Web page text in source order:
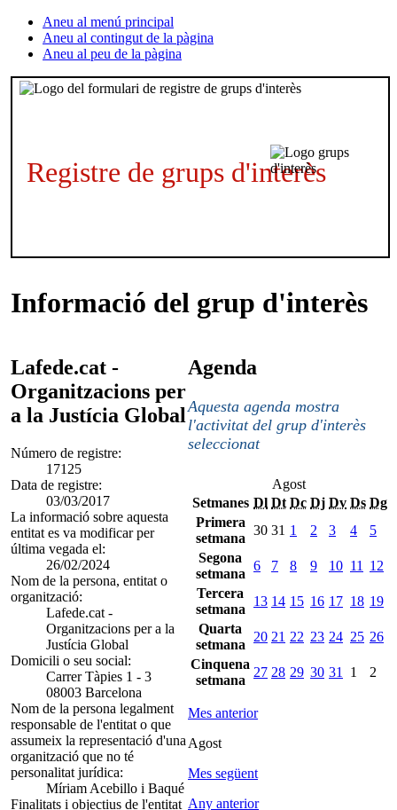
Aneu al menú principal
Aneu al contingut de la pàgina
Aneu al peu de la pàgina
Registre de grups d'interès
Informació del grup d'interès
Lafede.cat -
Organitzacions per
a la Justícia Global
Número de registre:
17125
Data de registre:
03/03/2017
La informació sobre aquesta
entitat es va modificar per
última vegada el:
26/02/2024
Nom de la persona, entitat o
organització:
Lafede.cat -
Organitzacions per a la
Justícia Global
Domicili o seu social:
Carrer Tàpies 1 - 3
08003 Barcelona
Nom de la persona legalment
responsable de l'entitat o que
assumeix la representació d'una
organització que no té
personalitat jurídica:
Míriam Acebillo i Baqué
Finalitats i objectius de l'entitat
Agenda
Aquesta agenda mostra
l'activitat del grup d'interès
seleccionat
Agost
Setmanes Dl Dt Dc Dj Dv Ds Dg
Primera
setmana
30 31 1 2 3 4
5
Segona
setmana
6 7 8 9 10 11
12
Tercera
setmana
13 14 15 16 17 18 19
Quarta
setmana
20 21 22 23 24 25 26
Cinquena
setmana
27 28 29 30 31 1 2
Mes anterior
Agost
Mes següent
Any anterior